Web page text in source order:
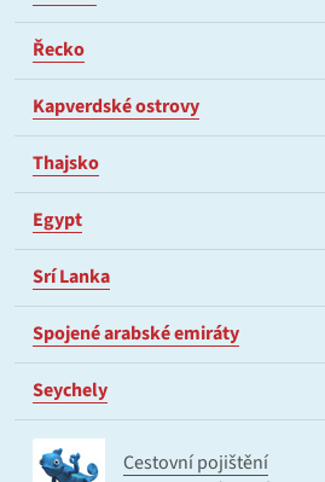
Řecko
Kapverdské ostrovy
Thajsko
Egypt
Srí Lanka
Spojené arabské emiráty
Seychely
Cestovní pojištění